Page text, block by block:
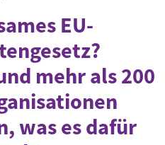
EU-
mehr als 200
was es dafür